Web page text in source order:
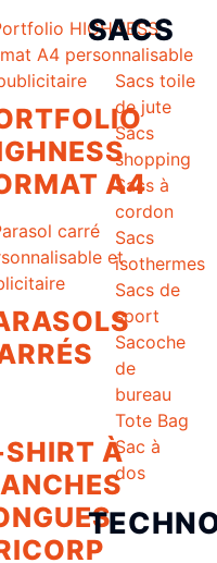
SACS
Sacs toile
de jute
Sacs
shopping
Sacs à
cordon
Sacs
isothermes
Sacs de
sport
Sacoche
de
bureau
Tote Bag
Sac à
dos
A4
À